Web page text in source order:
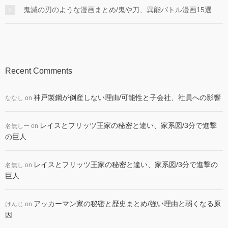
鬼滅の刃のような漫画まとめ/鬼や刀、異能バトル漫画15選
Recent Comments
ななし on 神戸製鋼が倒産しない理由/可能性と子会社、社員への影響
名無しー on レイスとフリッツ王家の秘密と違い、家系図/3分で進撃
の巨人
名無し on レイスとフリッツ王家の秘密と違い、家系図/3分で進撃の
巨人
けんじ on アッカーマン家の秘密と歴史まとめ/強い理由と弱くなる原
因